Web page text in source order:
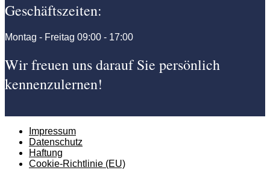
Geschäftszeiten:
Montag - Freitag 09:00 - 17:00
Wir freuen uns darauf Sie persönlich
kennenzulernen!
Impressum
Datenschutz
Haftung
Cookie-Richtlinie (EU)